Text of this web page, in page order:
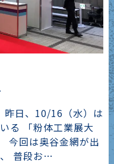
日、10/16（水）は
る 「粉体工業展大
今回は奥谷金網が出
普段お…